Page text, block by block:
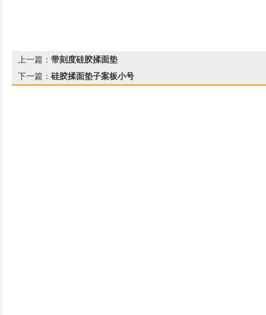
上一篇： 带刻度硅胶揉面垫
下一篇： 硅胶揉面垫子案板小号